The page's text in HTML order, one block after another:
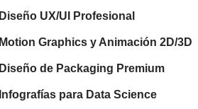
Diseño UX/UI Profesional
Motion Graphics y Animación 2D/3D
Diseño de Packaging Premium
Infografías para Data Science